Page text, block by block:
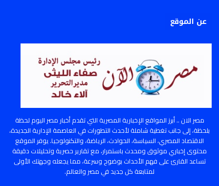
عن الموقع
مصر الان .. أبرز المواقع الإخبارية المصرية التي تقدم أخبار مصر اليوم لحظة
بلحظة، إلى جانب تغطية شاملة لأحدث التطورات في العاصمة الإدارية الجديدة،
الاقتصاد المصري، السياسة، الحوادث، الرياضة، والتكنولوجيا. يوفر الموقع
محتوى إخباري موثوق ومحدث باستمرار، مع تقارير حصرية وتحليلات دقيقة
تساعد القارئ على فهم الأحداث بوضوح وسرعة، مما يجعله وجهتك الأولى
لمتابعة كل جديد في مصر والعالم.